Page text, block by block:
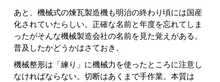
あと、機械式の煉瓦製造機も明治の終わり頃には国産
化されていたらしい。正確な名前と年度を忘れてしま
ったがそんな機械製造会社の名前を見た覚えがある。
普及したかどうかはさておき。
機械整形は「練り」に機械力を使ったところに注意し
なければならない。切断はあくまで手作業。本質は